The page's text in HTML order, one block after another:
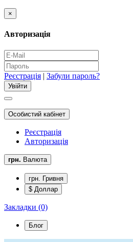
×
Авторизація
Реєстрація | Забули пароль?
Особистий кабінет
Реєстрація
Авторизація
грн. Валюта
грн. Гривня
$ Доллар
Закладки (0)
Блог